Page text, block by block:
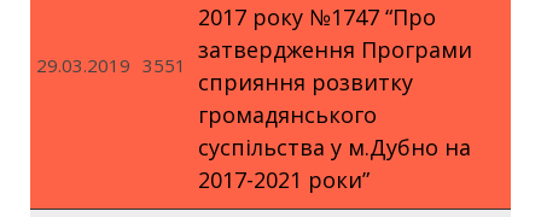
29.03.2019 3551
2017 року №1747 “Про
затвердження Програми
сприяння розвитку
громадянського
суспільства у м.Дубно на
2017-2021 роки”